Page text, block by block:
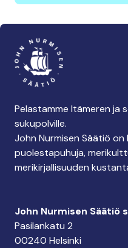
Pelastamme Itämeren ja
sukupolville.
John Nurmisen Säätiö on
puolestapuhuja,
merikirjallisuuden
John Nurmisen Säätiö
Pasilankatu 2
00240 Helsinki